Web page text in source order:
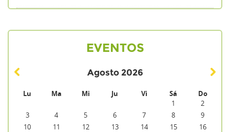
EVENTOS
Agosto 2026
Lu Ma Mi Ju Vi Sá Do
1
2
3
4 5 6 7 8
9
10
11 12 13 14 15
16